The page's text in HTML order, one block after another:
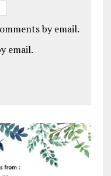
by email.
email.